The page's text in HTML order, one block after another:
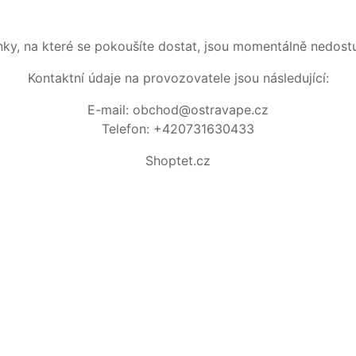
na které se pokoušíte dostat, jsou momentálně
Kontaktní údaje na provozovatele jsou následující:
E-mail: obchod@ostravape.cz
Telefon: +420731630433
Shoptet.cz